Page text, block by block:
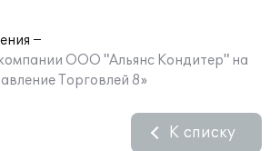
ООО "Альянс Кондитер" на
Торговлей 8»
К списку